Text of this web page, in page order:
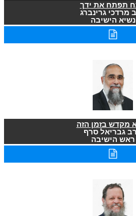
תפתח את ידך
מרדכי גרינברג
נשיא הישיבה
מקדש בזמן הזה
גבריאל סרף
ראש הישיבה